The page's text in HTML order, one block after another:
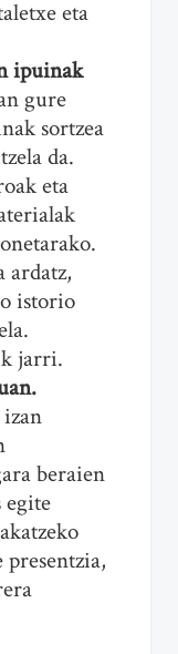
eta
ipuinak
gure
sortzea
da.
eta
ardatz,
istorio
jarri.
beraien